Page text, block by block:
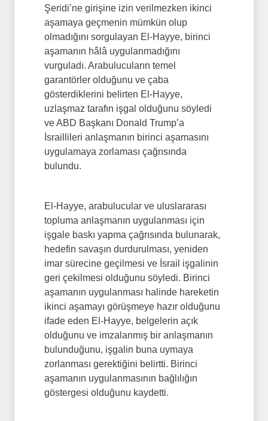
Şeridi’ne girişine izin verilmezken ikinci
aşamaya geçmenin mümkün olup
olmadığını sorgulayan El-Hayye, birinci
aşamanın hâlâ uygulanmadığını
vurguladı. Arabulucuların temel
garantörler olduğunu ve çaba
gösterdiklerini belirten El-Hayye,
uzlaşmaz tarafın işgal olduğunu söyledi
ve ABD Başkanı Donald Trump’a
İsraillileri anlaşmanın birinci aşamasını
uygulamaya zorlaması çağrısında
bulundu.
El-Hayye, arabulucular ve uluslararası
topluma anlaşmanın uygulanması için
işgale baskı yapma çağrısında bulunarak,
hedefin savaşın durdurulması, yeniden
imar sürecine geçilmesi ve İsrail işgalinin
geri çekilmesi olduğunu söyledi. Birinci
aşamanın uygulanması halinde hareketin
ikinci aşamayı görüşmeye hazır olduğunu
ifade eden El-Hayye, belgelerin açık
olduğunu ve imzalanmış bir anlaşmanın
bulunduğunu, işgalin buna uymaya
zorlanması gerektiğini belirtti. Birinci
aşamanın uygulanmasının bağlılığın
göstergesi olduğunu kaydetti.